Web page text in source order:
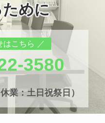
めに
はこちら
3580
業：土日祝祭日）